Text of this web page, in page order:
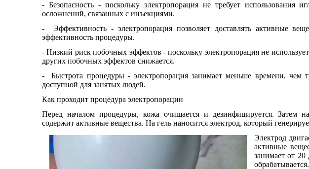
- Безопасность - поскольку электропорация не требует использования
осложнений, связанных с инъекциями.
- Эффективность - электропорация позволяет доставлять активные
эффективность процедуры.
-Низкий риск побочных эффектов-поскольку электропорация не
других побочных эффектов снижается.
-Быстрота процедуры -электропорация занимает меньше времени, чем
доступной для занятых людей.
Как проходит процедура электропорации
Перед началом процедуры, кожа очищается и дезинфицируется. Затем
содержит активные вещества. На гель наносится электрод, который
Электрод
активные
занимает от 20
обрабатывается.